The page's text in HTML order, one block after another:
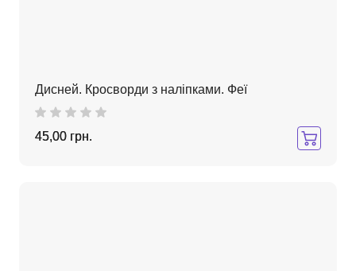
Дисней. Кросворди з наліпками. Феї
45,00 грн.